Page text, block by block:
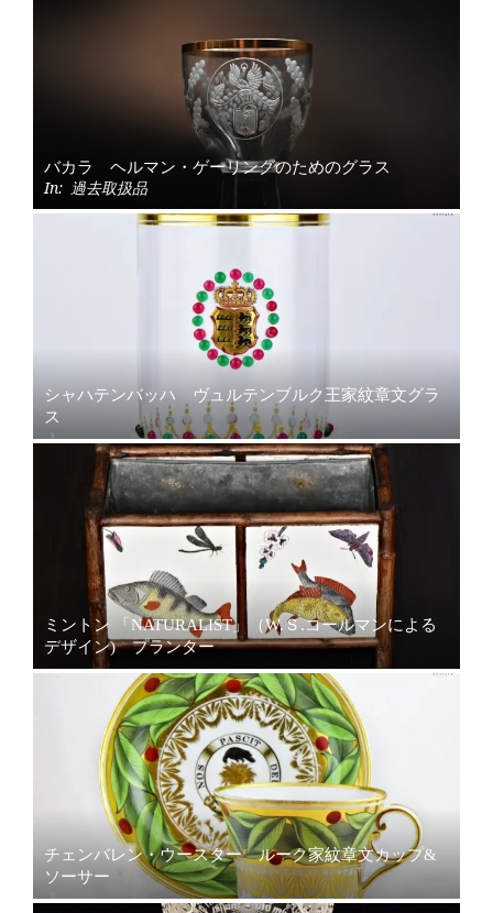
バカラ ヘルマン・ゲーリングのためのグラス
In: 過去取扱品
シャハテンバッハ ヴュルテンブルク王家紋章文グラ
ス
ミントン 「NATURALIST」（W.Ｓ.コールマンによる
デザイン) プランター
チェンバレン・ウースター ルーク家紋章文カップ&
ソーサー